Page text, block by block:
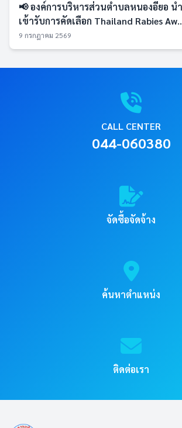
📢 องค์การบริหารส่วนตำบลหนองอียอ น
เข้ารับการคัดเลือก Thailand Rabies
9 กรกฎาคม 2569
CALL CENTER
044-060380
จัดซื้อจัดจ้าง
ค้นหาตำแหน่ง
ติดต่อเรา